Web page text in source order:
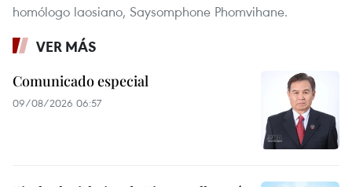
homólogo laosiano, Saysomphone Phomvihane.
VER MÁS
Comunicado especial
09/08/2026 06:57